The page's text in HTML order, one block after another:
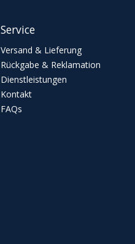
Service
Versand & Lieferung
Rückgabe & Reklamation
Dienstleistungen
Kontakt
FAQs